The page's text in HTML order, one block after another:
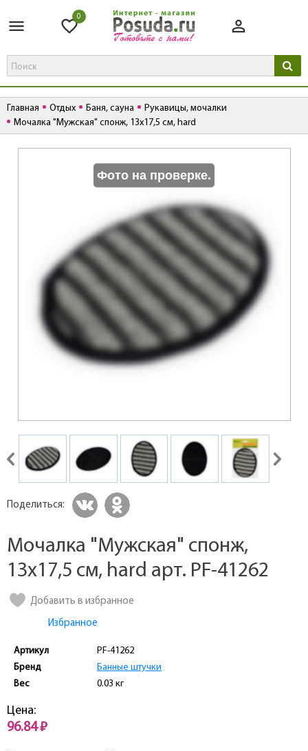
0
Главная Отдых Баня, сауна
Рукавицы, мочалки
Мочалка "Мужская" спонж, 13х17,5 см, hard
Фото на проверке.
Поделиться:
Мочалка "Мужская" спонж,
13х17,5 см, hard арт. PF-41262
Добавить в избранное
Избранное
Артикул
PF-41262
Бренд
Банные штучки
Вес
0.03 кг
Цена:
96.84 ₽